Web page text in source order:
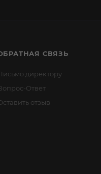
СВЯЗЬ
директору
Ответ
отзыв